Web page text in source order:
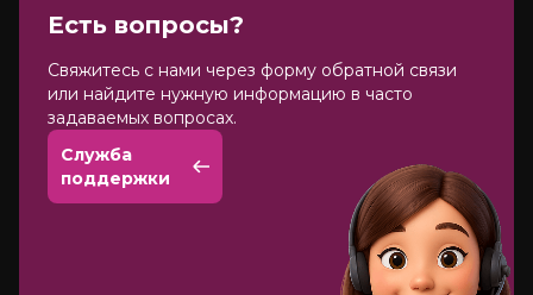
Есть вопросы?
Cвяжитесь с нами через форму обратной связи
или найдите нужную информацию в часто
задаваемых вопросах.
Служба
поддержки